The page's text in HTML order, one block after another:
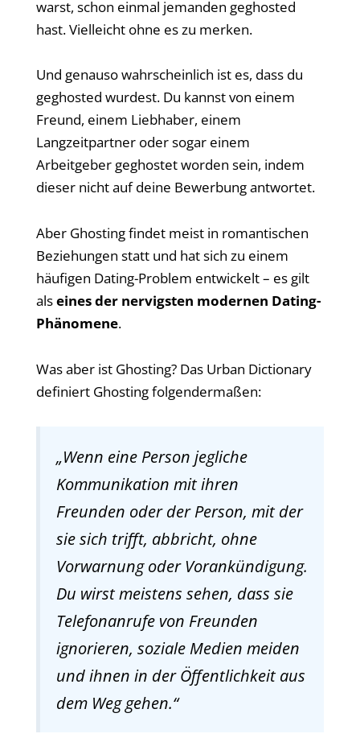
warst, schon einmal jemanden geghosted
hast. Vielleicht ohne es zu merken.
Und genauso wahrscheinlich ist es, dass du
geghosted wurdest. Du kannst von einem
Freund, einem Liebhaber, einem
Langzeitpartner oder sogar einem
Arbeitgeber geghostet worden sein, indem
dieser nicht auf deine Bewerbung antwortet.
Aber Ghosting findet meist in romantischen
Beziehungen statt und hat sich zu einem
häufigen Dating-Problem entwickelt – es gilt
alseines der nervigsten modernen Dating-
Phänomene.
Was aber ist Ghosting? Das Urban Dictionary
definiert Ghosting folgendermaßen:
„Wenn eine Person jegliche
Kommunikation mit ihren
Freunden oder der Person, mit der
sie sich trifft, abbricht, ohne
Vorwarnung oder Vorankündigung.
Du wirst meistens sehen, dass sie
Telefonanrufe von Freunden
ignorieren, soziale Medien meiden
und ihnen in der Öffentlichkeit aus
dem Weg gehen.“